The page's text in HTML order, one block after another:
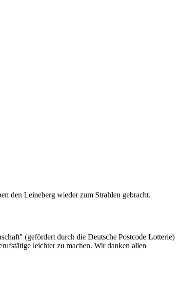
den Leineberg wieder zum Strahlen gebracht.
(gefördert durch die Deutsche Postcode Lotterie)
leichter zu machen. Wir danken allen